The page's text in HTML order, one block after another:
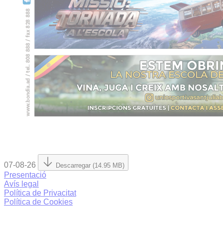
07-08-26 Descarregar (14.95 MB)
Presentació
Avís legal
Política de Privacitat
Política de Cookies